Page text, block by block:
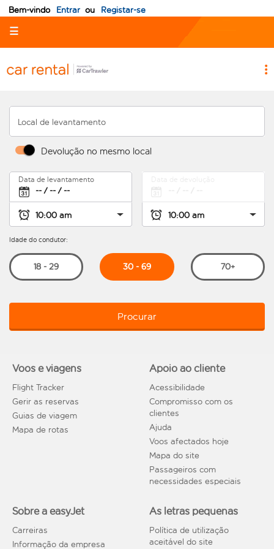
Bem-vindo Entrar ou Registar-se
☰
Local de levantamento
Devolução no mesmo local
Data de levantamento
Idade do condutor:
18 - 29 30 - 69 70+
Procurar
Voos e viagens
Flight Tracker
Gerir as reservas
Guias de viagem
Mapa de rotas
Apoio ao cliente
Acessibilidade
Compromisso com os
clientes
Ajuda
Voos afectados hoje
Mapa do site
Passageiros com
necessidades especiais
Sobre a easyJet
Carreiras
Informação da empresa
As letras pequenas
Política de utilização
aceitável do site